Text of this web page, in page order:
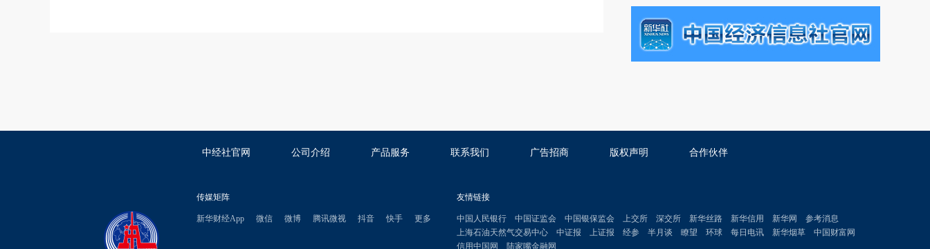
中经社官网 公司介绍 产品服务 联系我们 广告招商 版权声明 合作伙伴
传媒矩阵
新华财经App 微信 微博 腾讯微视 抖音 快手 更多
友情链接
中国人民银行 中国证监会 中国银保监会 上交所 深交所 新华丝路 新华信用 新华网
参考消息
上海石油天然气交易中心
中证报 上证报 经参 半月谈 瞭望 环球 每日电讯 新华烟草
中国财富网
信用中国网
陆家嘴金融网